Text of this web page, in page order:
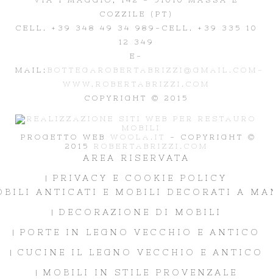
COZZILE (PT)
CELL. +39 348 49 34 989 -CELL. +39 335 10
12 349
E-
MAIL: BOTTEGAROBERTABRIZZI@GMAIL.COM-
WWW.ROBERTABRIZZI.COM
COPYRIGHT © 2015
PROGETTO WEB WOOLA.IT
- COPYRIGHT ©
2015 ROBERTABRIZZI.COM
AREA RISERVATA
PRIVACY E COOKIE POLICY
ANTICATI E MOBILI DECORATI A
DECORAZIONE DI MOBILI
PORTE IN LEGNO VECCHIO E ANTICO
CUCINE IL LEGNO VECCHIO E ANTICO
MOBILI IN STILE PROVENZALE